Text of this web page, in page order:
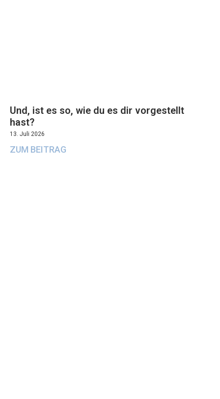
Und, ist es so, wie du es dir vorgestellt
hast?
13. Juli 2026
ZUM BEITRAG